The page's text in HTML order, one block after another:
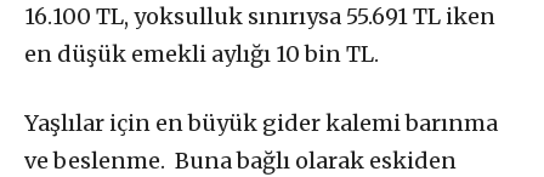
16.100 TL, yoksulluk sınırıysa 55.691 TL iken
en düşük emekli aylığı 10 bin TL.
Yaşlılar için en büyük gider kalemi barınma
ve beslenme. Buna bağlı olarak eskiden